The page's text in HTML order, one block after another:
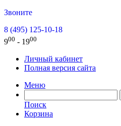
Звоните
8 (495) 125-10-18
900 - 1900
Личный кабинет
Полная версия сайта
Меню
Поиск
Корзина